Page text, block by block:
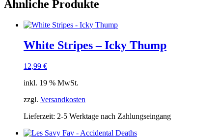
Ähnliche Produkte
White Stripes – Icky Thump
12,99 €
inkl. 19 % MwSt.
zzgl. Versandkosten
Lieferzeit: 2-5 Werktage nach Zahlungseingang